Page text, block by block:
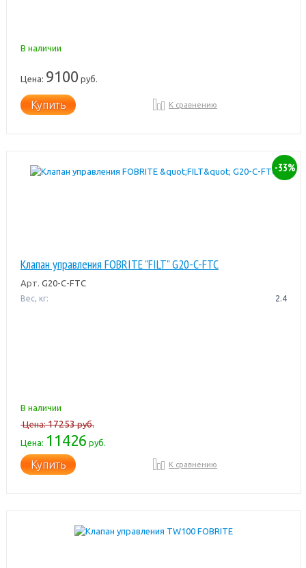
В наличии
Цена: 9100 руб.
Купить К сравнению
-33%
Клапан управления FOBRITE "FILT" G20-C-FTC
Арт. G20-C-FTC
Вес, кг: 2.4
В наличии
Цена:17253руб.
Цена: 11426 руб.
Купить К сравнению